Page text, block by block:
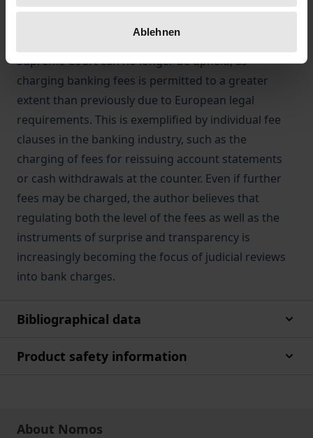
Ablehnen
Supreme Court can no longer be upheld, as
charging banking fees is permitted to a greater
extent than previously due to European legal
requirements. This is exemplified by individual fee
clauses in the banking industry, such as the
charging of fees for reissuing account statements
or cash withdrawals at the counter. Even if further
fees may be charged, the author believes that
regulating both the level of the fees as well as the
instruments of surprise and transparency is
increasingly becoming the focus of judicial reviews
into bank charges.
Bibliographical data
Product safety information
About Nomos